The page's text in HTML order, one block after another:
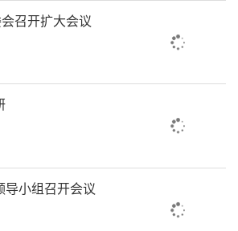
召开扩大会议
小组召开会议